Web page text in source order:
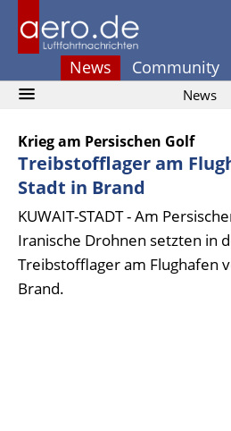
News Community
News
Krieg am Persischen Golf
Treibstofflager am
Stadt in Brand
KUWAIT-STADT - Am
Iranische Drohnen setzten in
Treibstofflager am Flughafen
Brand.